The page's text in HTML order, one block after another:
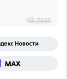
vk.com